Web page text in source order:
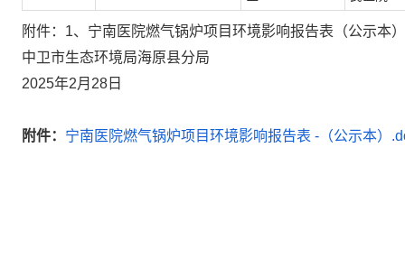
附件： 1、 宁南医院燃气锅炉项目环境影响报告表 （公示本
中卫市生态环境局海原县分局
2025年2月28日
附件： 宁南医院燃气锅炉项目环境影响报告表 -（公示本）